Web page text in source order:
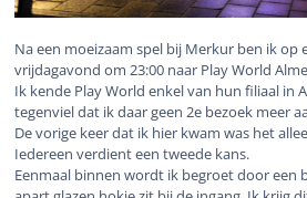
Na een moeizaam spel bij Merkur ben ik op
vrijdagavond om 23:00 naar Play World
Ik kende Play World enkel van hun filiaal in
tegenviel dat ik daar geen 2e bezoek meer
De vorige keer dat ik hier kwam was het
Iedereen verdient een tweede kans.
Eenmaal binnen wordt ik begroet door een